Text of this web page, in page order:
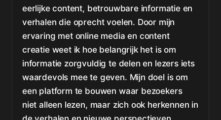
eerlijke content, betrouwbare informatie en
verhalen die oprecht voelen. Door mijn
ervaring met online media en content
creatie weet ik hoe belangrijk het is om
informatie zorgvuldig te delen en lezers iets
waardevols mee te geven. Mijn doel is om
een platform te bouwen waar bezoekers
niet alleen lezen, maar zich ook herkennen in